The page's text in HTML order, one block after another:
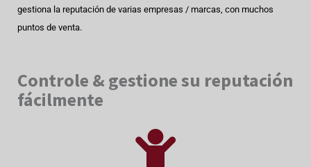
gestiona la reputación de varias empresas / marcas, con muchos
puntos de venta.
Controle & gestione su reputación
fácilmente